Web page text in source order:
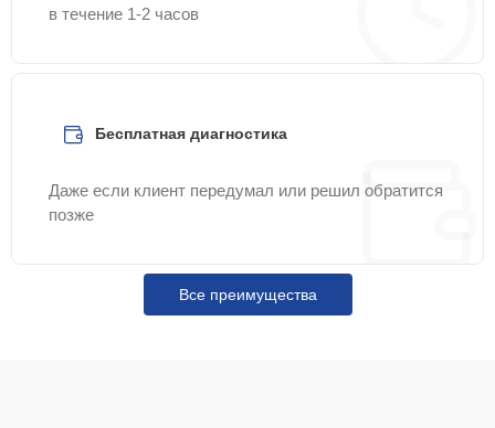
в течение 1-2 часов
Бесплатная диагностика
Даже если клиент передумал или решил обратится
позже
Все преимущества